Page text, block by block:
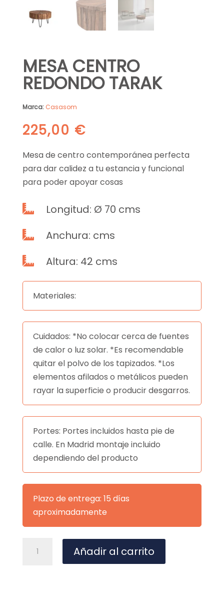
MESA CENTRO
REDONDO TARAK
Marca: Casasom
225,00 €
Mesa de centro contemporánea perfecta
para dar calidez a tu estancia y funcional
para poder apoyar cosas
 Longitud: Ø 70 cms
 Anchura: cms
 Altura: 42 cms
Materiales:
Cuidados: *No colocar cerca de fuentes
de calor o luz solar. *Es recomendable
quitar el polvo de los tapizados. *Los
elementos afilados o metálicos pueden
rayar la superficie o producir desgarros.
Portes: Portes incluidos hasta pie de
calle. En Madrid montaje incluido
dependiendo del producto
Plazo de entrega: 15 días
aproximadamente
CENTRO
Añadir al carrito